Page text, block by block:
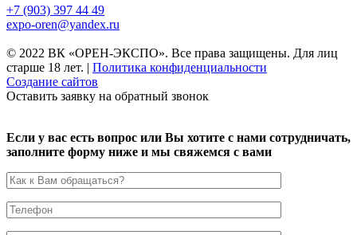
+7 (903) 397 44 49
expo-oren@yandex.ru
© 2022 ВК «ОРЕН-ЭКСПО». Все права защищены. Для лиц
старше 18 лет. | Политика конфиденциальности
Создание сайтов
Оставить заявку на обратный звонок
Если у вас есть вопрос или Вы хотите с нами сотрудничать,
заполните форму ниже и мы свяжемся с вами